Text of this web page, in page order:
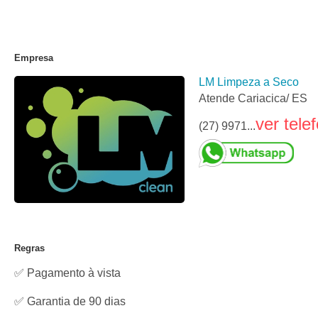
Empresa
LM Limpeza a Seco
Atende Cariacica/ ES
(27) 9971...ver
Regras
✅ Pagamento à vista
✅ Garantia de 90 dias